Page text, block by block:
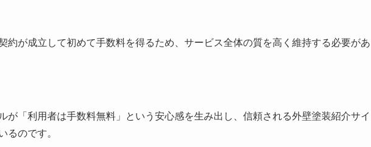
約が成立して初めて手数料を得るため、サービス全体の質を高く維持する必要があ
が「利用者は手数料無料」という安心感を生み出し、信頼される外壁塗装紹介サイ
るのです。